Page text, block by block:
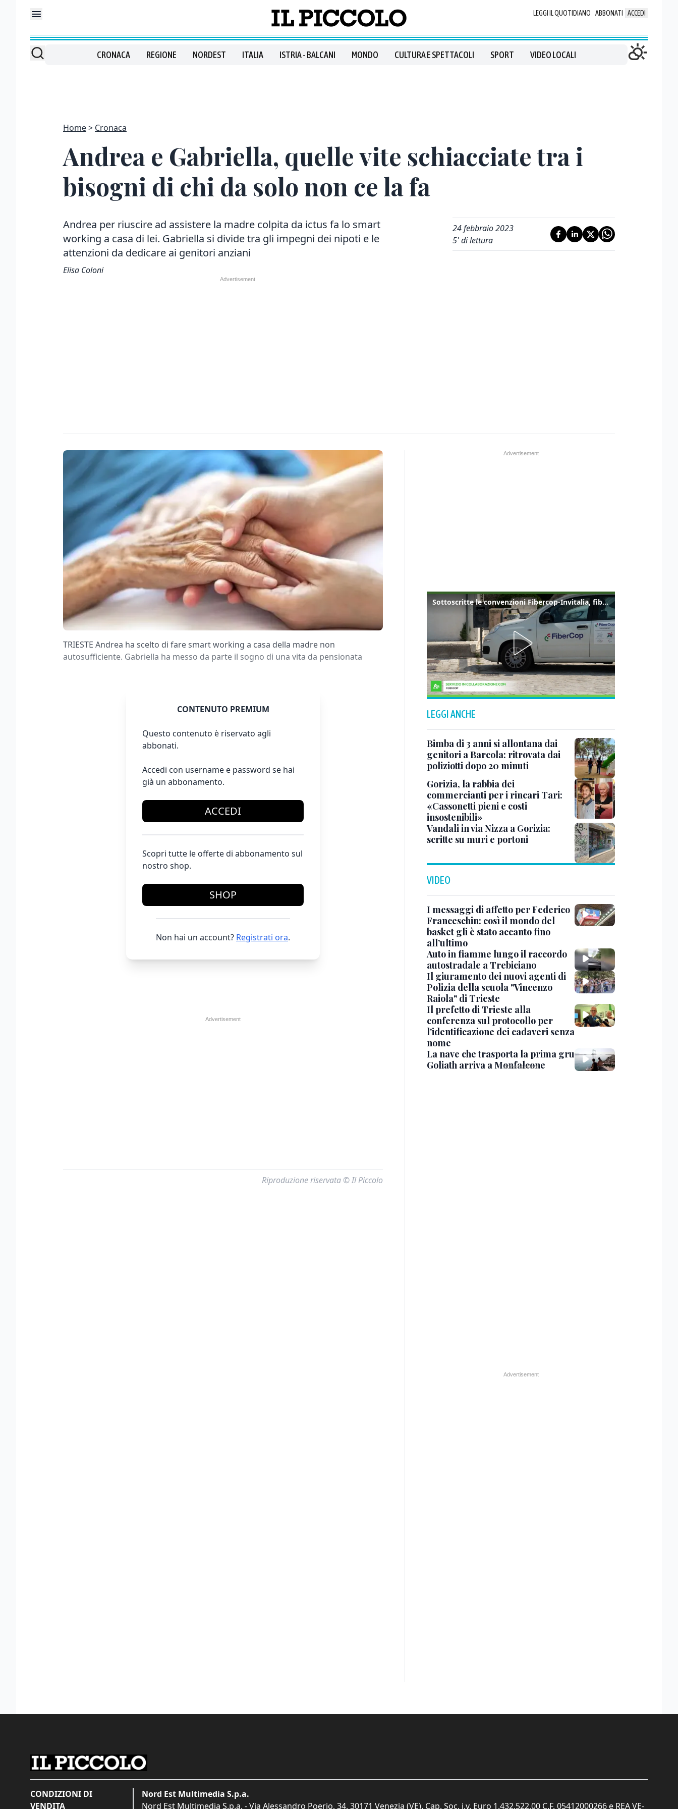
LEGGI IL QUOTIDIANO ABBONATI ACCEDI
CRONACA REGIONE NORDEST ITALIA ISTRIA - BALCANI MONDO CULTURA E SPETTACOLI SPORT VIDEO LOCALI
Home Cronaca
Andrea e Gabriella, quelle vite schiacciate tra i
bisogni di chi da solo non ce la fa
Andrea per riuscire ad assistere la madre colpita da ictus fa lo smart
working a casa di lei. Gabriella si divide tra gli impegni dei nipoti e le
attenzioni da dedicare ai genitori anziani
Elisa Coloni
24 febbraio 2023
5' di lettura
TRIESTE Andrea ha scelto di fare smart working a casa della madre non
autosufficiente. Gabriella ha messo da parte il sogno di una vita da pensionata
CONTENUTO PREMIUM
Questo contenuto è riservato agli
abbonati.
Accedi con username e password se hai
già un abbonamento.
ACCEDI
Scopri tutte le offerte di abbonamento sul
nostro shop.
SHOP
Non hai un account? Registrati ora.
Riproduzione riservata © Il Piccolo
Sottoscritte le convenzioni Fibercop-Invitalia, fibra ottica per 477 mila civici
LEGGI ANCHE
Bimba di 3 anni si allontana dai
genitori a Barcola: ritrovata dai
poliziotti dopo 20 minuti
Gorizia, la rabbia dei
commercianti per i rincari Tari:
«Cassonetti pieni e costi
insostenibili»
Vandali in via Nizza a Gorizia:
scritte su muri e portoni
VIDEO
I messaggi di affetto per Federico
Franceschin: così il mondo del
basket gli è stato accanto fino
all’ultimo
Auto in fiamme lungo il raccordo
autostradale a Trebiciano
Il giuramento dei nuovi agenti di
Polizia della scuola "Vincenzo
Raiola" di Trieste
Il prefetto di Trieste alla
conferenza sul protocollo per
l'identificazione dei cadaveri senza
nome
La nave che trasporta la prima gru
Goliath arriva a Monfalcone
CONDIZIONI DI
VENDITA
Nord Est Multimedia S.p.a.
Nord Est Multimedia S.p.a. - Via Alessandro Poerio, 34, 30171 Venezia (VE). Cap. Soc. i.v. Euro 1.432.522,00 C.F. 05412000266 e REA VE-